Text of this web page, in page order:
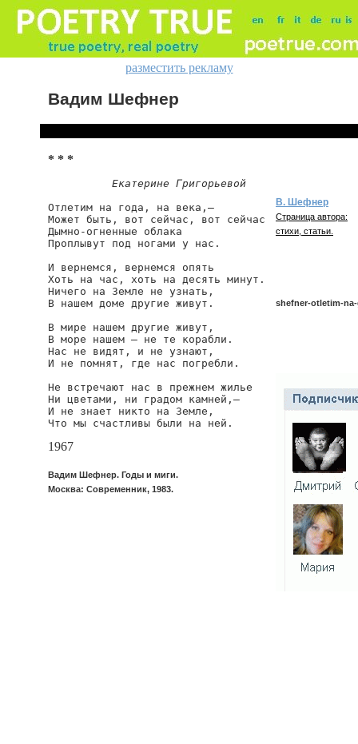
разместить рекламу
Вадим Шефнер
* * *
Екатерине Григорьевой
Отлетим на года, на века,—
Может быть, вот сейчас, вот сейчас
Дымно-огненные облака
Проплывут под ногами у нас.
И вернемся, вернемся опять
Хоть на час, хоть на десять минут.
Ничего на Земле не узнать,
В нашем доме другие живут.
В мире нашем другие живут,
В море нашем — не те корабли.
Нас не видят, и не узнают,
И не помнят, где нас погребли.
Не встречают нас в прежнем жилье
Ни цветами, ни градом камней,—
И не знает никто на Земле,
Что мы счастливы были на ней.
1967
Вадим Шефнер. Годы и миги.
Москва: Современник, 1983.
В. Шефнер
Страница автора:
стихи, статьи.
shefner-otletim-